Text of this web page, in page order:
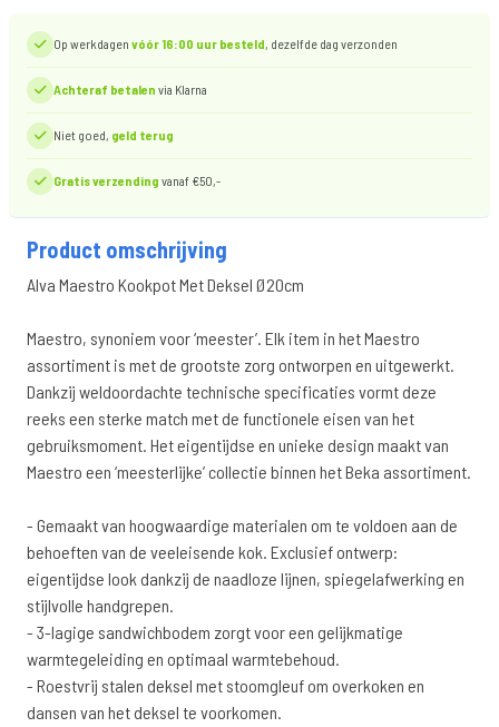
Op werkdagen vóór 16:00 uur besteld, dezelfde dag verzonden
Achteraf betalen via Klarna
Niet goed, geld terug
Gratis verzending vanaf €50,-
Product omschrijving
Alva Maestro Kookpot Met Deksel Ø20cm
Maestro, synoniem voor ‘meester’. Elk item in het Maestro
assortiment is met de grootste zorg ontworpen en uitgewerkt.
Dankzij weldoordachte technische specificaties vormt deze
reeks een sterke match met de functionele eisen van het
gebruiksmoment. Het eigentijdse en unieke design maakt van
Maestro een ‘meesterlijke’ collectie binnen het Beka assortiment.
- Gemaakt van hoogwaardige materialen om te voldoen aan de
behoeften van de veeleisende kok. Exclusief ontwerp:
eigentijdse look dankzij de naadloze lijnen, spiegelafwerking en
stijlvolle handgrepen.
- 3-lagige sandwichbodem zorgt voor een gelijkmatige
warmtegeleiding en optimaal warmtebehoud.
- Roestvrij stalen deksel met stoomgleuf om overkoken en
dansen van het deksel te voorkomen.